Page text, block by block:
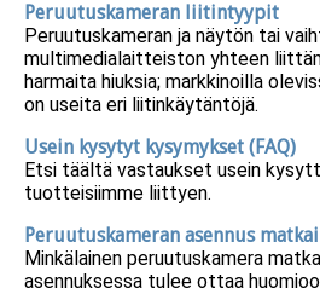
Peruutuskameran liitintyypit
Peruutuskameran ja näytön tai
multimedialaitteiston yhteen
harmaita hiuksia; markkinoilla
on useita eri liitinkäytäntöjä.
Usein kysytyt kysymykset (FAQ)
Etsi täältä vastaukset usein
tuotteisiimme liittyen.
Peruutuskameran asennus
Minkälainen peruutuskamera
asennuksessa tulee ottaa